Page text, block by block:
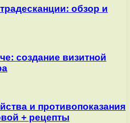
обзор и
создание визитной
и противопоказания
+ рецепты